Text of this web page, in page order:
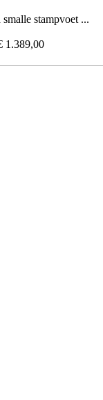
stampvoet ...
1.389,00